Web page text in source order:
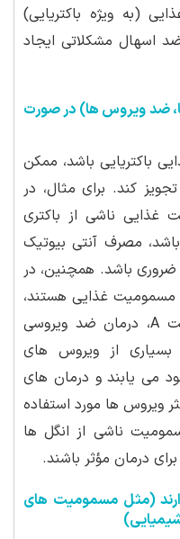
(به ویژه باکتریایی)
اسهال مشکلاتی ایجاد
ضد ویروس ها) در صورت
باکتریایی باشد، ممکن
کند. برای مثال، در
غذایی ناشی از باکتری
باشد، مصرف آنتی بیوتیک
باشد. همچنین، در
مسمومیت غذایی هستند،
مانند ویروس نورویروس یا هپاتیت A، درمان ضد ویروسی
از ویروس های
می یابند و درمان های
ویروس ها مورد استفاده
ناشی از انگل ها
درمان مؤثر باشند.
(مثل مسمومیت های